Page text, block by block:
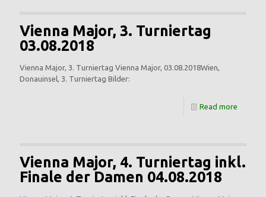
Vienna Major, 3. Turniertag
03.08.2018
Vienna Major, 3. Turniertag Vienna Major, 03.08.2018Wien,
Donauinsel, 3. Turniertag Bilder:
Read more
Vienna Major, 4. Turniertag inkl.
Finale der Damen 04.08.2018